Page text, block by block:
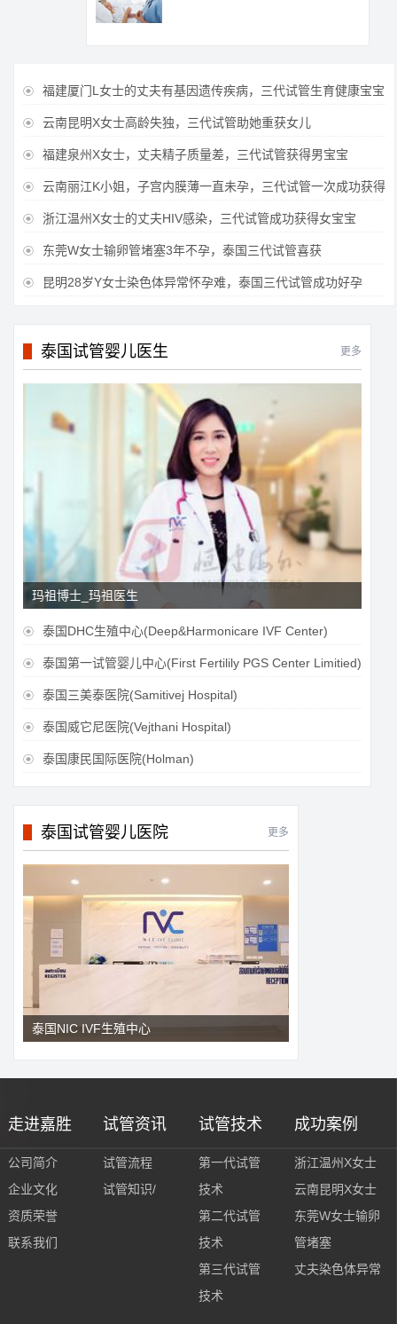
 福建厦门L女士的丈夫有基因遗传疾病，三代试管生育健康宝宝
 云南昆明X女士高龄失独，三代试管助她重获女儿
 福建泉州X女士，丈夫精子质量差，三代试管获得男宝宝
 云南丽江K小姐，子宫内膜薄一直未孕，三代试管一次成功获得
 浙江温州X女士的丈夫HIV感染，三代试管成功获得女宝宝
 东莞W女士输卵管堵塞3年不孕，泰国三代试管喜获
 昆明28岁Y女士染色体异常怀孕难，泰国三代试管成功好孕
泰国试管婴儿医生 更多
玛祖博士_玛祖医生
 泰国DHC生殖中心(Deep&Harmonicare IVF Center)
 泰国第一试管婴儿中心(First Fertilily PGS Center Limitied)
 泰国三美泰医院(Samitivej Hospital)
 泰国威它尼医院(Vejthani Hospital)
 泰国康民国际医院(Holman)
泰国试管婴儿医院 更多
泰国NIC IVF生殖中心
走进嘉胜
公司简介
企业文化
资质荣誉
联系我们
试管资讯
试管流程
试管知识/
试管技术
第一代试管
技术
第二代试管
技术
第三代试管
技术
成功案例
浙江温州X女士
云南昆明X女士
东莞W女士输卵
管堵塞
丈夫染色体异常